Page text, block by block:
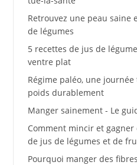
Retrouvez une peau saine
de légumes
5 recettes de jus de
ventre plat
Régime paléo, une
poids durablement
Manger sainement - Le
Comment mincir et
de jus de légumes et de
Pourquoi manger des